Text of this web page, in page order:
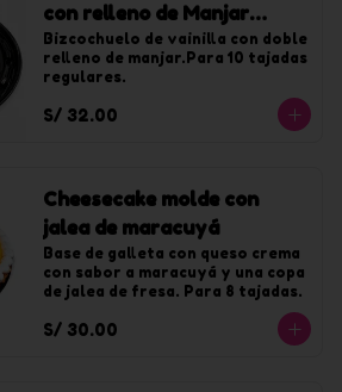
con relleno de Manjar
chica
Bizcochuelo de vainilla con doble
relleno de manjar.Para 10 tajadas
regulares.
S/ 32.00
Cheesecake molde con
jalea de maracuyá
Base de galleta con queso crema
con sabor a maracuyá y una copa
de jalea de fresa. Para 8 tajadas.
S/ 30.00